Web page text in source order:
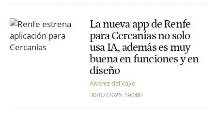
La nueva app de Renfe
para Cercanías no solo
usa IA, además es muy
buena en funciones y en
diseño
Alvarez del Vayo
30/07/2026 19:08h